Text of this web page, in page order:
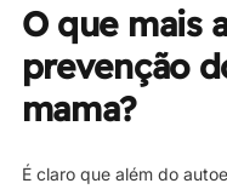
O que mais
prevenção
mama?
É claro que além do